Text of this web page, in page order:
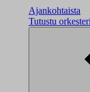
Ajankohtaista
Tutustu